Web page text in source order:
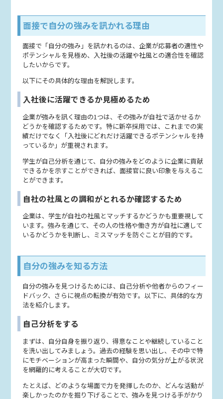
面接で自分の強みを訊かれる理由
面接で「自分の強み」を訊かれるのは、企業が応募者の適性や
ポテンシャルを見極め、入社後の活躍や社風との適合性を確認
したいからです。
以下にその具体的な理由を解説します。
入社後に活躍できるか見極めるため
企業が強みを訊く理由の1つは、その強みが自社で活かせるか
どうかを確認するためです。特に新卒採用では、これまでの実
績だけでなく「入社後にどれだけ活躍できるポテンシャルを持
っているか」が重視されます。
学生が自己分析を通じて、自分の強みをどのように企業に貢献
できるかを示すことができれば、面接官に良い印象を与えるこ
とができます。
自社の社風との調和がとれるか確認するため
企業は、学生が自社の社風とマッチするかどうかも重要視して
います。強みを通じて、その人の性格や働き方が自社に適して
いるかどうかを判断し、ミスマッチを防ぐことが目的です。
自分の強みを知る方法
自分の強みを見つけるためには、自己分析や他者からのフィー
ドバック、さらに視点の転換が有効です。以下に、具体的な方
法を紹介します。
自己分析をする
まずは、自分自身を振り返り、得意なことや継続していること
を洗い出してみましょう。過去の経験を思い出し、その中で特
にモチベーションが高まった瞬間や、自分の気分が上がる状況
を網羅的に考えることが大切です。
たとえば、どのような場面で力を発揮したのか、どんな活動が
楽しかったのかを掘り下げることで、強みを見つける手がかり